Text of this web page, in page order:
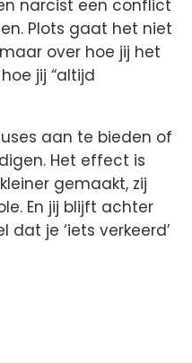
narcist een conflict
Plots gaat het niet
over hoe jij het
jij “altijd
aan te bieden of
Het effect is
gemaakt, zij
En jij blijft achter
je ‘iets verkeerd’